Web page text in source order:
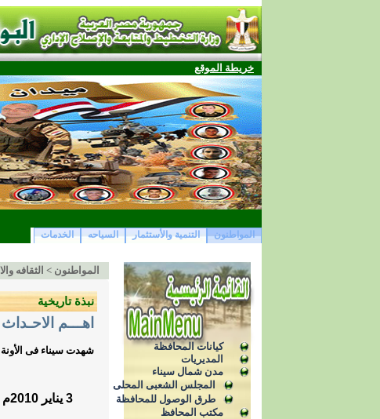
خريطة الموقع
المواطنون التنمية والأستثمار السياحه الخدمات
كيانات المحافظة
المديريات
مدن شمال سيناء
المجلس الشعبى المحلى
طرق الوصول للمحافظة
مكتب المحافظ
المواطنون > الثقافه
نبذة تاريخية
اهـــم الاحـداث
شهدت سيناء فى الأونة
3 يناير 2010م